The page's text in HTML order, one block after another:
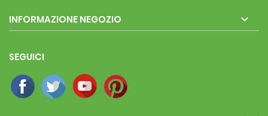
INFORMAZIONE NEGOZIO 
SEGUICI